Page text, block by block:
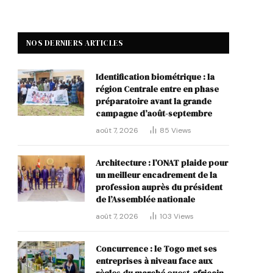
NOS DERNIERS ARTICLES
Identification biométrique : la
région Centrale entre en phase
préparatoire avant la grande
campagne d’août-septembre
août 7, 2026 85 Views
Architecture : l’ONAT plaide pour
un meilleur encadrement de la
profession auprès du président
de l’Assemblée nationale
août 7, 2026 103 Views
Concurrence : le Togo met ses
entreprises à niveau face aux